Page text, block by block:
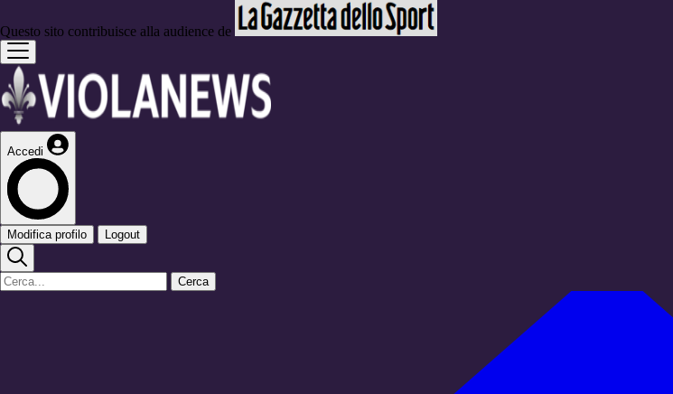
Questo sito contribuisce alla audience de
Accedi
Modifica profilo Logout
Cerca